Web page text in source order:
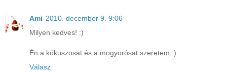
Ami 2010. december 9. 9:06
Milyen kedves! :)
Én a kókuszosat és a mogyorósat szeretem :)
Válasz